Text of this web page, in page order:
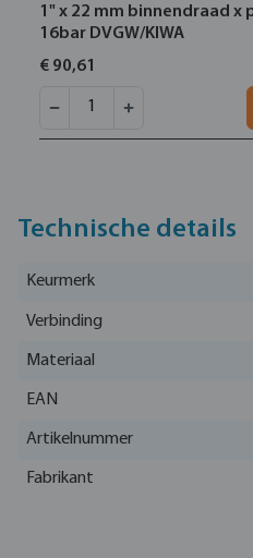
1" x 22 mm binnendraad x
16bar DVGW/KIWA
€ 90,61
Technische details
Keurmerk
Verbinding
Materiaal
EAN
Artikelnummer
Fabrikant